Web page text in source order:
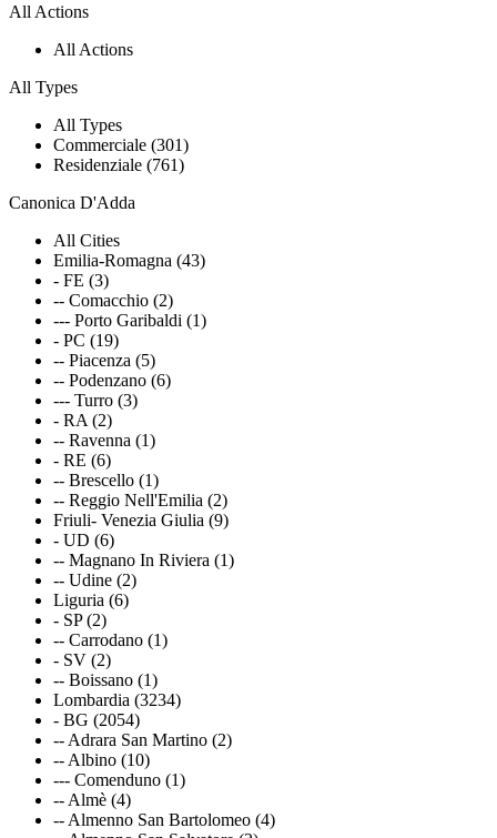
All Actions
All Actions
All Types
All Types
Commerciale (301)
Residenziale (761)
Canonica D'Adda
All Cities
Emilia-Romagna (43)
- FE (3)
-- Comacchio (2)
--- Porto Garibaldi (1)
- PC (19)
-- Piacenza (5)
-- Podenzano (6)
--- Turro (3)
- RA (2)
-- Ravenna (1)
- RE (6)
-- Brescello (1)
-- Reggio Nell'Emilia (2)
Friuli- Venezia Giulia (9)
- UD (6)
-- Magnano In Riviera (1)
-- Udine (2)
Liguria (6)
- SP (2)
-- Carrodano (1)
- SV (2)
-- Boissano (1)
Lombardia (3234)
- BG (2054)
-- Adrara San Martino (2)
-- Albino (10)
--- Comenduno (1)
-- Almè (4)
-- Almenno San Bartolomeo (4)